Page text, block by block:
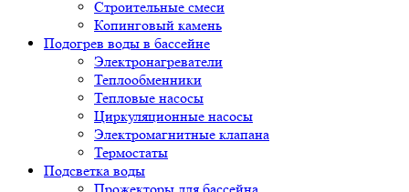
Строительные смеси
Копинговый камень
Подогрев воды в бассейне
Электронагреватели
Теплообменники
Тепловые насосы
Циркуляционные насосы
Электромагнитные клапана
Термостаты
Подсветка воды